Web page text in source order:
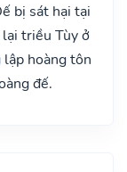
bị sát hại tại
lại triều Tùy ở
lập hoàng tôn
đế.